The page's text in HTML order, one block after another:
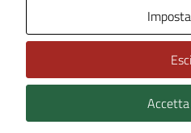
Technical Design s.r.l.
Esci